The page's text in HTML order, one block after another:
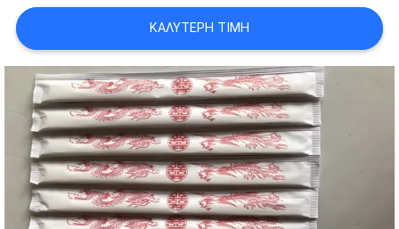
SITEMAP
PRIVACY
POLICY
ΚΑΛΎΤΕΡΗ ΤΙΜΉ